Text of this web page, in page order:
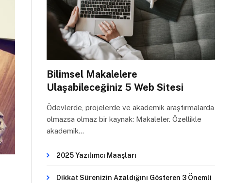
Bilimsel Makalelere
Ulaşabileceğiniz 5 Web Sitesi
Ödevlerde, projelerde ve akademik araştırmalarda
olmazsa olmaz bir kaynak: Makaleler. Özellikle
akademik…
2025 Yazılımcı Maaşları
Dikkat Sürenizin Azaldığını Gösteren 3 Önemli